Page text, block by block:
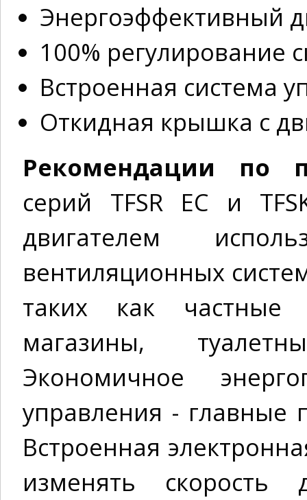
Энергоэффективный
100% регулирование
Встроенная система
Откидная крышка с
Рекомендации по
серий TFSR EC и
двигателем
вентиляционных
таких как
магазины,
Экономичное
управления - главные
Встроенная
изменять скорость